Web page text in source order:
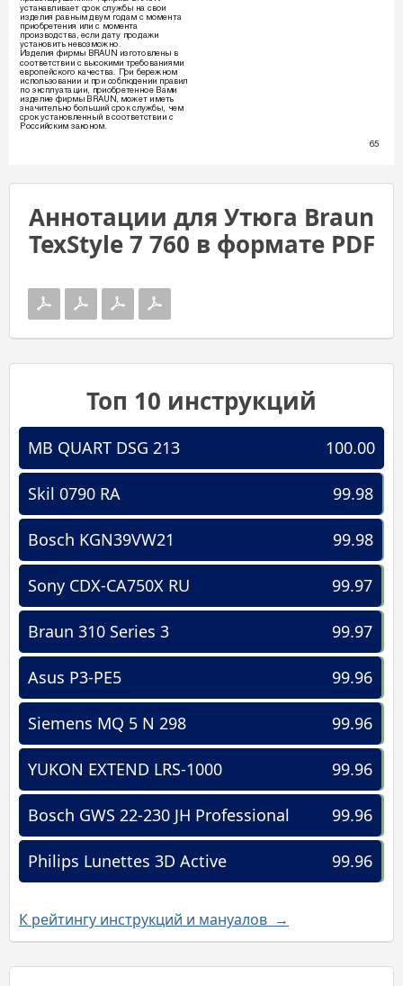
ÛÒÚ‡Ì‡‚ÎË‚‡ÂÚ ÒÓÍ ÒÎÛÊ·˚ Ì‡ Ò‚ÓË
ËÁ‰ÂÎËﬂ ‡‚Ì˚Ï ‰‚ÛÏ „Ó‰‡Ï Ò ÏÓÏÂÌÚ‡
ÔËÓ·ÂÚÂÌËﬂ ËÎË Ò ÏÓÏÂÌÚ‡
ÔÓËÁ‚Ó‰ÒÚ‚‡, ÂÒÎË ‰‡ÚÛ ÔÓ‰‡ÊË
ÛÒÚ‡ÌÓ‚ËÚ¸ ÌÂ‚ÓÁÏÓÊÌÓ.
àÁ‰ÂÎËﬂ ÙËÏ˚ BRAUN ËÁ„ÓÚÓ‚ÎÂÌ˚ ‚
ÒÓÓÚ‚ÂÚÒÚ‚ËË Ò ‚˚ÒÓÍËÏË ÚÂ·Ó‚‡ÌËﬂÏË
Â‚ÓÔÂÈÒÍÓ„Ó Í‡˜ÂÒÚ‚‡. èË ·ÂÂÊÌÓÏ
ËÒÔÓÎ¸ÁÓ‚‡ÌËË Ë ÔË ÒÓ·Î˛‰ÂÌËË Ô‡‚ËÎ
ÔÓ ˝ÍÒÔÎÛ‡Ú‡ˆËË, ÔËÓ·ÂÚÂÌÌÓÂ Ç‡ÏË
ËÁ‰ÂÎËÂ ÙËÏ˚ BRAUN, ÏÓÊÂÚ ËÏÂÚ¸
ÁÌ‡˜ËÚÂÎ¸ÌÓ ·ÓÎ¸¯ËÈ ÒÓÍ ÒÎÛÊ·˚, ˜ÂÏ
ÒÓÍ ÛÒÚ‡ÌÓ‚ÎÂÌÌ˚È ‚ ÒÓÓÚ‚ÂÚÒÚ‚ËË Ò
êÓÒÒËÈÒÍËÏ Á‡ÍÓÌÓÏ.
65
Аннотации для Утюга Braun
TexStyle 7 760 в формате PDF
Топ 10 инструкций
100.00
MB QUART DSG 213
99.98
Skil 0790 RA
99.98
Bosch KGN39VW21
99.97
Sony CDX-CA750X RU
99.97
Braun 310 Series 3
99.96
Asus P3-PE5
99.96
Siemens MQ 5 N 298
99.96
YUKON EXTEND LRS-1000
99.96
Bosch GWS 22-230 JH Professional
99.96
Philips Lunettes 3D Active
К рейтингу инструкций и мануалов →